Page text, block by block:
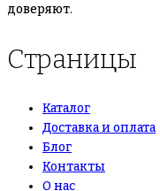
доверяют.
Страницы
Каталог
Доставка и оплата
Блог
Контакты
О нас